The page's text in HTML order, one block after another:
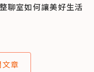
聊室如何讓美好生活
章